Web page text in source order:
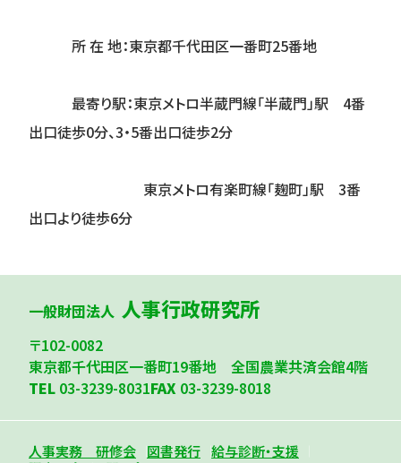
所 在 地：東京都千代田区一番町25番地
最寄り駅：東京メトロ半蔵門線「半蔵門」駅 4番
出口徒歩0分、3・5番出口徒歩2分
東京メトロ有楽町線「麹町」駅 3番
出口より徒歩6分
一般財団法人 人事行政研究所
〒102-0082
東京都千代田区一番町19番地 全国農業共済会館4階
TEL 03-3239-8031FAX 03-3239-8018
人事実務 研修会 図書発行 給与診断・支援